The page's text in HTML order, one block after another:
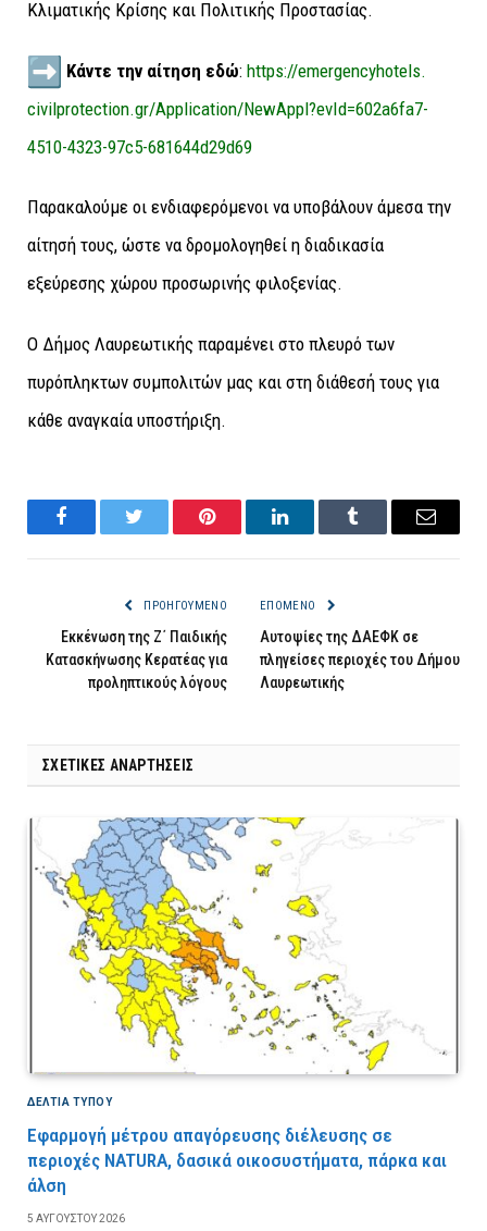
Κλιματικής Κρίσης και Πολιτικής Προστασίας.
Κάντε την αίτηση εδώ: https://emergencyhotels.
civilprotection.gr/Application/NewAppl?evId=602a6fa7-
4510-4323-97c5-681644d29d69
Παρακαλούμε οι ενδιαφερόμενοι να υποβάλουν άμεσα την
αίτησή τους, ώστε να δρομολογηθεί η διαδικασία
εξεύρεσης χώρου προσωρινής φιλοξενίας.
Ο Δήμος Λαυρεωτικής παραμένει στο πλευρό των
πυρόπληκτων συμπολιτών μας και στη διάθεσή τους για
κάθε αναγκαία υποστήριξη.
FacebookTwitter Pinterest LinkedInTumblr Email
ΠΡΟΗΓΟΎΜΕΝΟ
Εκκένωση της Ζ΄ Παιδικής
Κατασκήνωσης Κερατέας για
προληπτικούς λόγους
ΕΠΌΜΕΝΟ
Αυτοψίες της ΔΑΕΦΚ σε
πληγείσες περιοχές του Δήμου
Λαυρεωτικής
ΣΧΕΤΙΚΈΣ ΑΝΑΡΤΉΣΕΙΣ
ΔΕΛΤΙΑ ΤΥΠΟΥ
Εφαρμογή μέτρου απαγόρευσης διέλευσης σε
περιοχές NATURA, δασικά οικοσυστήματα, πάρκα και
άλση
5 ΑΥΓΟΎΣΤΟΥ 2026